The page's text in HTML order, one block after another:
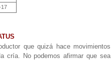
17
que quizá hace movimientos
cría. No podemos afirmar que sea